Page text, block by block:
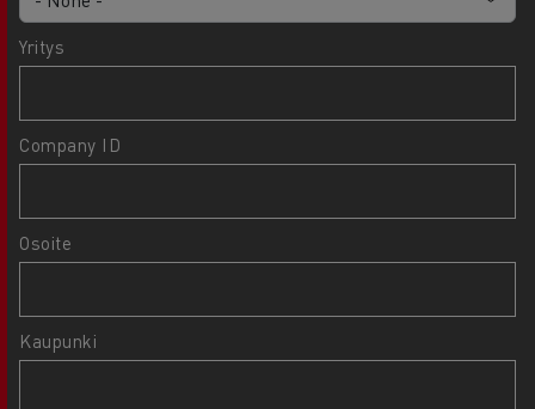
Yritys
Company ID
Osoite
Kaupunki